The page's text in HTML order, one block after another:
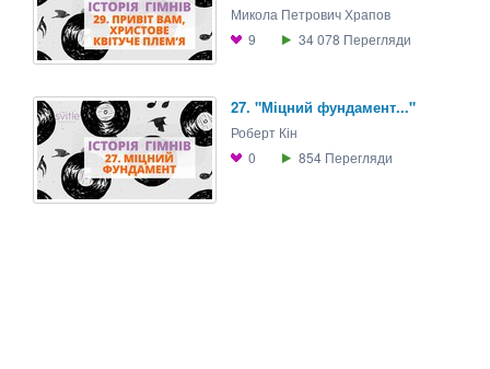
Микола Петрович Храпов
9
34 078 Перегляди
27. "Міцний фундамент..."
Роберт Кін
0
854 Перегляди